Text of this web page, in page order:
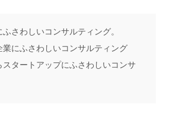
さわしいコンサルティング。
にふさわしいコンサルティング
タートアップにふさわしいコンサ